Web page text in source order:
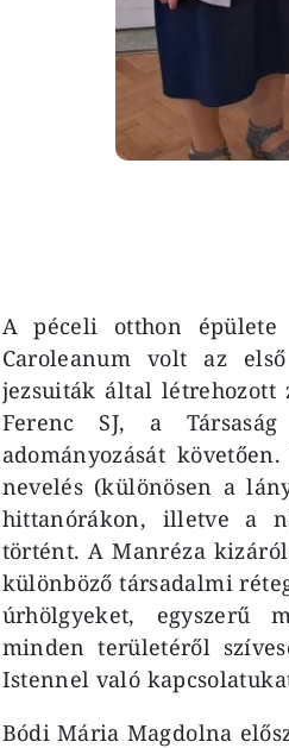
A péceli otthon
Caroleanum volt az
jezsuiták által
Ferenc SJ, a
adományozását
nevelés (különösen a
hittanórákon, illetve a
történt. A Manréza
különböző társadalmi
úrhölgyeket, egyszerű
minden területéről
Istennel való
Bódi Mária Magdolna